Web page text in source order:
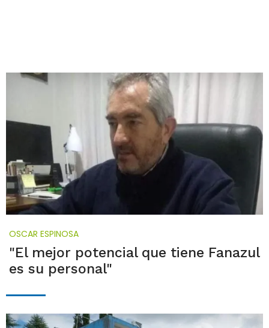
OSCAR ESPINOSA
"El mejor potencial que tiene Fanazul
es su personal"